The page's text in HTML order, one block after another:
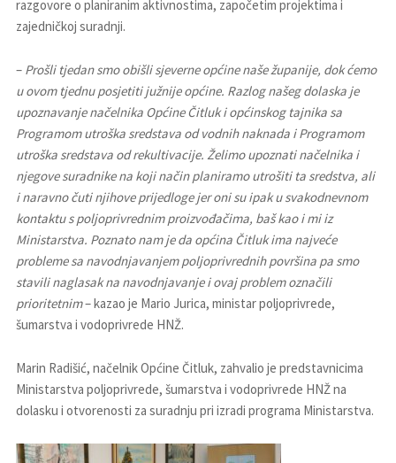
razgovore o planiranim aktivnostima, započetim projektima i
zajedničkoj suradnji.
– Prošli tjedan smo obišli sjeverne općine naše županije, dok ćemo
u ovom tjednu posjetiti južnije općine. Razlog našeg dolaska je
upoznavanje načelnika Općine Čitluk i općinskog tajnika sa
Programom utroška sredstava od vodnih naknada i Programom
utroška sredstava od rekultivacije. Želimo upoznati načelnika i
njegove suradnike na koji način planiramo utrošiti ta sredstva, ali
i naravno čuti njihove prijedloge jer oni su ipak u svakodnevnom
kontaktu s poljoprivrednim proizvođačima, baš kao i mi iz
Ministarstva. Poznato nam je da općina Čitluk ima najveće
probleme sa navodnjavanjem poljoprivrednih površina pa smo
stavili naglasak na navodnjavanje i ovaj problem označili
prioritetnim– kazao je Mario Jurica, ministar poljoprivrede,
šumarstva i vodoprivrede HNŽ.
Marin Radišić, načelnik Općine Čitluk, zahvalio je predstavnicima
Ministarstva poljoprivrede, šumarstva i vodoprivrede HNŽ na
dolasku i otvorenosti za suradnju pri izradi programa Ministarstva.